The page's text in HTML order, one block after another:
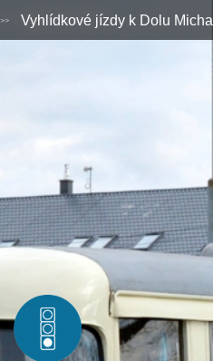
Vyhlídkové jízdy k Dolu Michal